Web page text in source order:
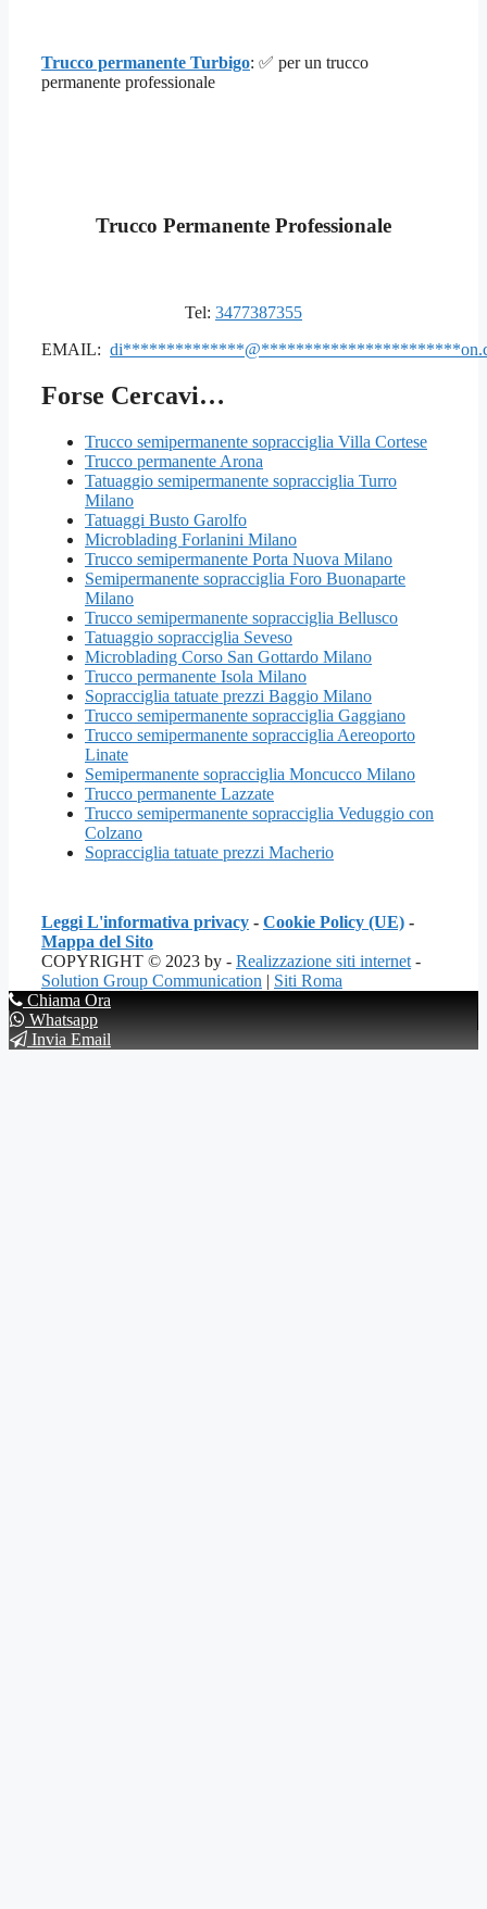
Trucco permanente Turbigo: ✅ per un trucco
permanente professionale
Trucco Permanente Professionale
Tel: 3477387355
EMAIL: di**************@***********************
Forse Cercavi…
Trucco semipermanente sopracciglia Villa Cortese
Trucco permanente Arona
Tatuaggio semipermanente sopracciglia Turro
Milano
Tatuaggi Busto Garolfo
Microblading Forlanini Milano
Trucco semipermanente Porta Nuova Milano
Semipermanente sopracciglia Foro Buonaparte
Milano
Trucco semipermanente sopracciglia Bellusco
Tatuaggio sopracciglia Seveso
Microblading Corso San Gottardo Milano
Trucco permanente Isola Milano
Sopracciglia tatuate prezzi Baggio Milano
Trucco semipermanente sopracciglia Gaggiano
Trucco semipermanente sopracciglia Aereoporto
Linate
Semipermanente sopracciglia Moncucco Milano
Trucco permanente Lazzate
Trucco semipermanente sopracciglia Veduggio con
Colzano
Sopracciglia tatuate prezzi Macherio
Leggi L'informativa privacy - Cookie Policy (UE) -
Mappa del Sito
COPYRIGHT © 2023 by - Realizzazione siti internet -
Solution Group Communication | Siti Roma
Chiama Ora
Whatsapp
Invia Email